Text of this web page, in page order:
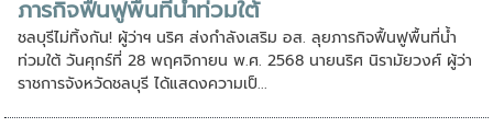
ภารกิจฟื้นฟูพื้นที่น้ำท่วมใต้
ชลบุรีไม่ทิ้งกัน! ผู้ว่าฯ นริศ ส่งกำลังเสริม อส. ลุยภารกิจฟื้นฟูพื้นที่น้ำ
ท่วมใต้ วันศุกร์ที่ 28 พฤศจิกายน พ.ศ. 2568 นายนริศ นิรามัยวงศ์ ผู้ว่า
ราชการจังหวัดชลบุรี ได้แสดงความเป็...